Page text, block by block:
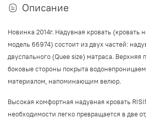
Описание
Новинка 2014г. Надувная кровать (кровать
модель 66974) состоит из двух частей:
двуспального (Quee size) матраса. Верхняя
боковые стороны покрыта
материалом, напоминающим велюр.
Высокая комфортная надувная кровать
необходимости легко превращается в две